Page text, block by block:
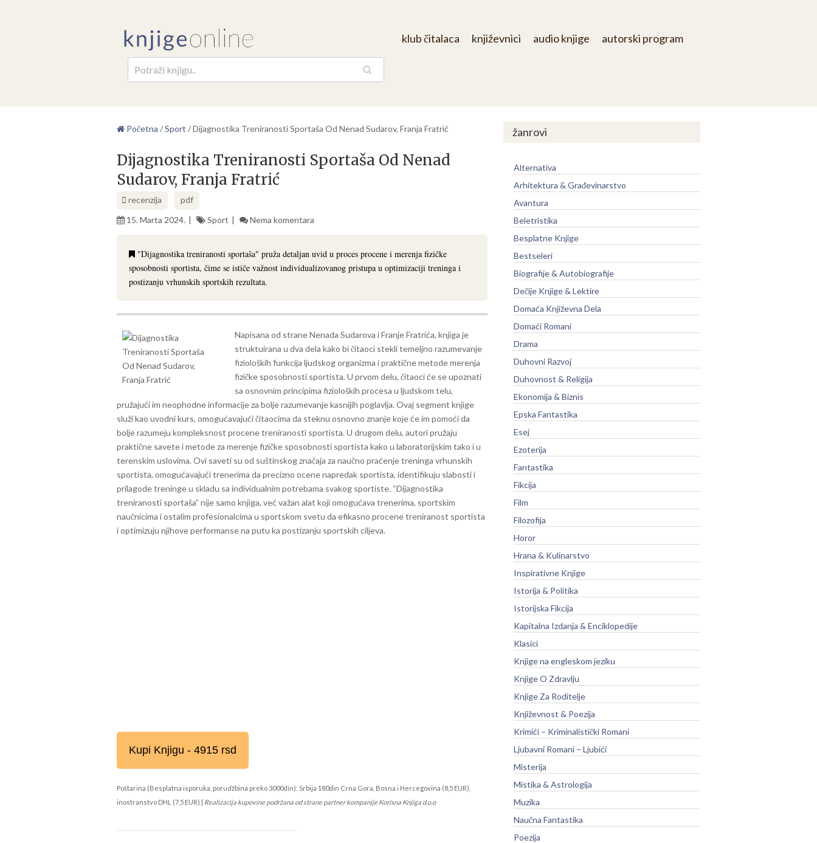
klub čitalaca književnici audio knjige autorski program
Početna /Sport /Dijagnostika Treniranosti Sportaša Od Nenad Sudarov, Franja Fratrić
Dijagnostika Treniranosti Sportaša Od Nenad
Sudarov, Franja Fratrić
recenzija
pdf
15. Marta 2024.
Sport Nema komentara
"Dijagnostika treniranosti sportaša" pruža detaljan uvid u proces procene i merenja fizičke
sposobnosti sportista, čime se ističe važnost individualizovanog pristupa u optimizaciji treninga i
postizanju vrhunskih sportskih rezultata.
Napisana od strane Nenada Sudarova i Franje Fratrića, knjiga je
struktuirana u dva dela kako bi čitaoci stekli temeljno razumevanje
fizioloških funkcija ljudskog organizma i praktične metode merenja
fizičke sposobnosti sportista. U prvom delu, čitaoci će se upoznati
sa osnovnim principima fizioloških procesa u ljudskom telu,
pružajući im neophodne informacije za bolje razumevanje kasnijih poglavlja. Ovaj segment knjige
služi kao uvodni kurs, omogućavajući čitaocima da steknu osnovno znanje koje će im pomoći da
bolje razumeju kompleksnost procene treniranosti sportista. U drugom delu, autori pružaju
praktične savete i metode za merenje fizičke sposobnosti sportista kako u laboratorijskim tako i u
terenskim uslovima. Ovi saveti su od suštinskog značaja za naučno praćenje treninga vrhunskih
sportista, omogućavajući trenerima da precizno ocene napredak sportista, identifikuju slabosti i
prilagode treninge u skladu sa individualnim potrebama svakog sportiste. “Dijagnostika
treniranosti sportaša” nije samo knjiga, već važan alat koji omogućava trenerima, sportskim
naučnicima i ostalim profesionalcima u sportskom svetu da efikasno procene treniranost sportista
i optimizuju njihove performanse na putu ka postizanju sportskih ciljeva.
Kupi Knjigu - 4915 rsd
Poštarina (Besplatna isporuka, porudžbina preko 3000din): Srbija 180din Crna Gora, Bosna i Hercegovina (8,5 EUR),
inostranstvo DHL (7,5 EUR) | Realizacija kupovine podržana od strane partner kompanije Korisna Knjiga d.o.o
žanrovi
Alternativa
Arhitektura & Građevinarstvo
Avantura
Beletristika
Besplatne Knjige
Bestseleri
Biografije & Autobiografije
Dečije Knjige & Lektire
Domaća Književna Dela
Domaći Romani
Drama
Duhovni Razvoj
Duhovnost & Religija
Ekonomija & Biznis
Epska Fantastika
Esej
Ezoterija
Fantastika
Fikcija
Film
Filozofija
Horor
Hrana & Kulinarstvo
Inspirativne Knjige
Istorija & Politika
Istorijska Fikcija
Kapitalna Izdanja & Enciklopedije
Klasici
Knjige na engleskom jeziku
Knjige O Zdravlju
Knjige Za Roditelje
Književnost & Poezija
Krimići – Kriminalistički Romani
Ljubavni Romani – Ljubići
Misterija
Mistika & Astrologija
Muzika
Naučna Fantastika
Poezija